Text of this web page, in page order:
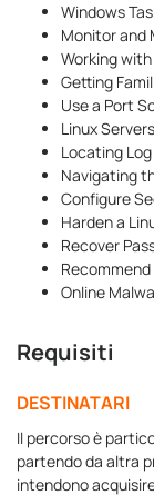
Windows
Monitor and
Working with
Getting
Use a Port
Linux Servers
Locating Log
Navigating
Configure
Harden a
Recover
Online
Requisiti
DESTINATARI
Il percorso è
partendo da altra
intendono